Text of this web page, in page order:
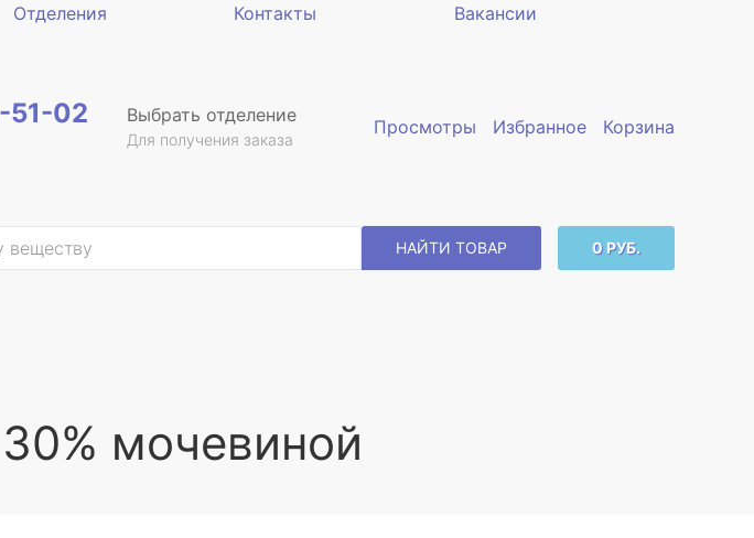
Отделения Контакты Вакансии
51-02 Выбрать отделение
Для получения заказа
Просмотры Избранное Корзина
НАЙТИ ТОВАР 0 РУБ.
мочевиной